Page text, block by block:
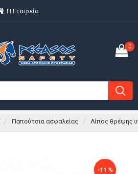
H Εταιρεία
0
Παπούτσια ασφαλείας Λίπος θρέψης
-11 %